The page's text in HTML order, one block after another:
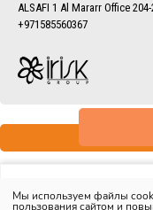
ALSAFI 1 Al Mararr Office
+971585560367
Все
Мы используем файлы
пользования сайтом и